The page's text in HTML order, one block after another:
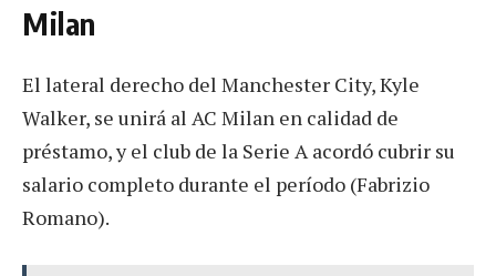
Milan
El lateral derecho del Manchester City, Kyle
Walker, se unirá al AC Milan en calidad de
préstamo, y el club de la Serie A acordó cubrir su
salario completo durante el período (Fabrizio
Romano).